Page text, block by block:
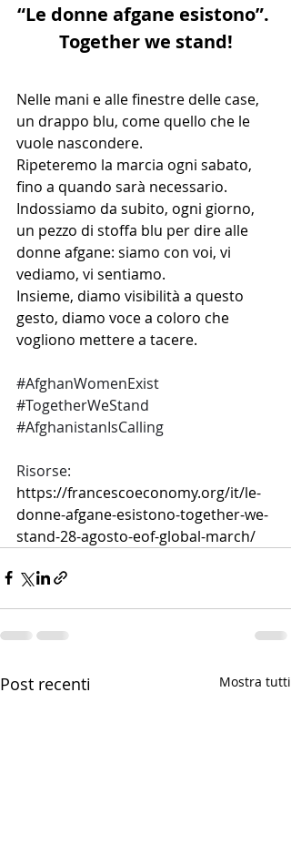
“Le donne afgane esistono”.
Together we stand!
Nelle mani e alle finestre delle case,
un drappo blu, come quello che le
vuole nascondere.
Ripeteremo la marcia ogni sabato,
fino a quando sarà necessario.
Indossiamo da subito, ogni giorno,
un pezzo di stoffa blu per dire alle
donne afgane: siamo con voi, vi
vediamo, vi sentiamo.
Insieme, diamo visibilità a questo
gesto, diamo voce a coloro che
vogliono mettere a tacere.
#AfghanWomenExist
#TogetherWeStand
#AfghanistanIsCalling
Risorse:
https://francescoeconomy.org/it/le-
donne-afgane-esistono-together-we-
stand-28-agosto-eof-global-march/
Post recenti Mostra tutti